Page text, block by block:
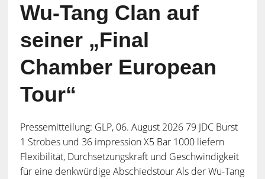
Wu-Tang Clan auf
seiner „Final
Chamber European
Tour“
Pressemitteilung: GLP, 06. August 2026 79 JDC Burst
1 Strobes und 36 impression X5 Bar 1000 liefern
Flexibilität, Durchsetzungskraft und Geschwindigkeit
für eine denkwürdige Abschiedstour Als der Wu-Tang